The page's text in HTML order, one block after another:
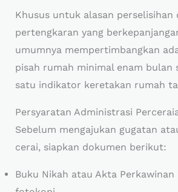
Khusus untuk alasan perselisihan
pertengkaran yang
umumnya mempertimbangkan
pisah rumah minimal enam bulan
satu indikator keretakan rumah
Persyaratan Administrasi
Sebelum mengajukan gugatan
cerai, siapkan dokumen berikut:
Buku Nikah atau Akta